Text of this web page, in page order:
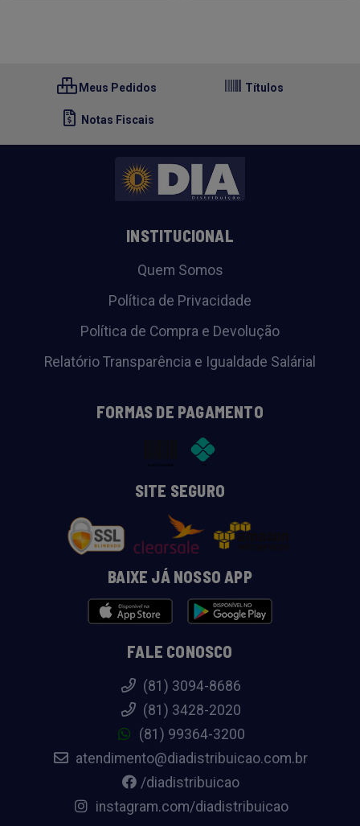
Meus Pedidos Títulos
Notas Fiscais
INSTITUCIONAL
Quem Somos
Política de Privacidade
Política de Compra e Devolução
Relatório Transparência e Igualdade Salárial
FORMAS DE PAGAMENTO
SITE SEGURO
BAIXE JÁ NOSSO APP
FALE CONOSCO
(81) 3094-8686
(81) 3428-2020
(81) 99364-3200
atendimento@diadistribuicao.com.br
/diadistribuicao
instagram.com/diadistribuicao